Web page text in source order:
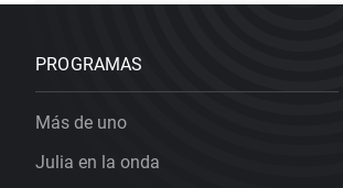
PROGRAMAS
Más de uno
Julia en la onda